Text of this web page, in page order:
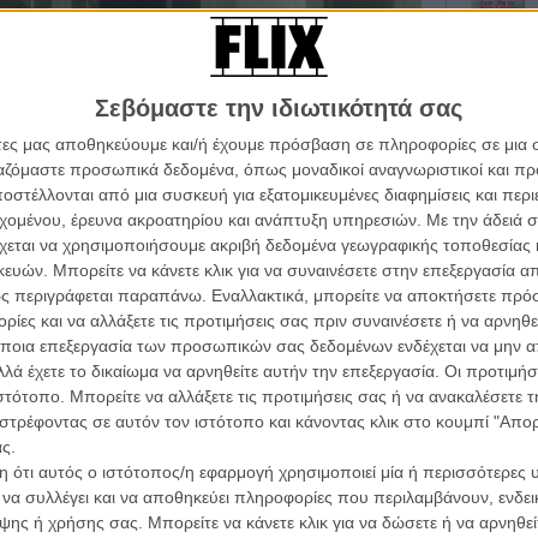
Σεβόμαστε την ιδιωτικότητά σας
μας αποθηκεύουμε και/ή έχουμε πρόσβαση σε πληροφορίες σε
προσωπικά δεδομένα, όπως μοναδικοί αναγνωριστικοί και
από μια συσκευή για εξατομικευμένες διαφημίσεις και
έρευνα ακροατηρίου και ανάπτυξη υπηρεσιών. Με την άδειά
να χρησιμοποιήσουμε ακριβή δεδομένα γεωγραφικής τοποθεσίας
Μπορείτε να κάνετε κλικ για να συναινέσετε στην επεξεργασία
περιγράφεται παραπάνω. Εναλλακτικά, μπορείτε να αποκτήσετε
και να αλλάξετε τις προτιμήσεις σας πριν συναινέσετε ή να
επεξεργασία των προσωπικών σας δεδομένων ενδέχεται να μην
έχετε το δικαίωμα να αρνηθείτε αυτήν την επεξεργασία. Οι
Μπορείτε να αλλάξετε τις προτιμήσεις σας ή να ανακαλέσετε
σε αυτόν τον ιστότοπο και κάνοντας κλικ στο κουμπί
αυτός ο ιστότοπος/η εφαρμογή χρησιμοποιεί μία ή περισσότερες
συλλέγει και να αποθηκεύει πληροφορίες που περιλαμβάνουν,
ή χρήσης σας. Μπορείτε να κάνετε κλικ για να δώσετε ή να
να δείτε, τότε μάλλον το «Hemlock Grove» δεν είναι η
δυο εφήβων, ενός νεαρού τσιγγάνου που είναι
στην μικρή πόλη του Χέμλοκ Γκρόουβ, που
φόνο ενός κοριτσιού. Προκειμένου να αποδείξουν την
ίδιοι τον δολοφόνο της, αποκαλύπτοντας στην
Ιλάι Ροθ τοποθετεί σχεδόν αυτόματα τη σειρά σε
Οι
Μπέλα
O Ταξιτζής
Taxi
Μάρτιν
Μια Θέση
A Place
Τζορτζ
The
Ψηλά